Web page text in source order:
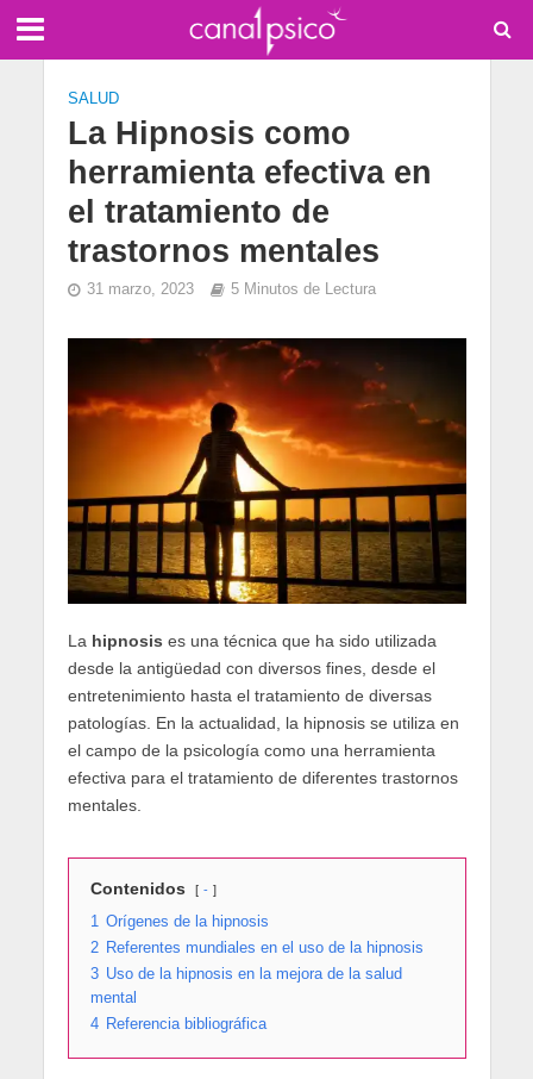
SALUD
La Hipnosis como
herramienta efectiva en
el tratamiento de
trastornos mentales
31 marzo, 2023 5 Minutos de Lectura
La hipnosis es una técnica que ha sido utilizada
desde la antigüedad con diversos fines, desde el
entretenimiento hasta el tratamiento de diversas
patologías. En la actualidad, la hipnosis se utiliza en
el campo de la psicología como una herramienta
efectiva para el tratamiento de diferentes trastornos
mentales.
Contenidos -
1 Orígenes de la hipnosis
2 Referentes mundiales en el uso de la hipnosis
3 Uso de la hipnosis en la mejora de la salud
mental
4 Referencia bibliográfica